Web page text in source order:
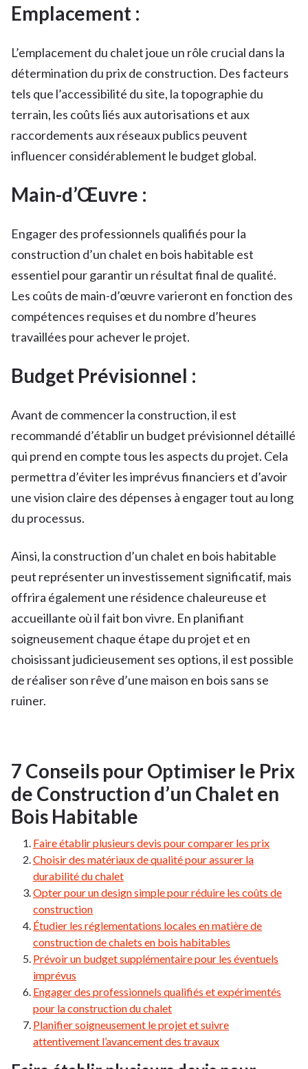
Emplacement :
L’emplacement du chalet joue un rôle crucial dans la
détermination du prix de construction. Des facteurs
tels que l’accessibilité du site, la topographie du
terrain, les coûts liés aux autorisations et aux
raccordements aux réseaux publics peuvent
influencer considérablement le budget global.
Main-d’Œuvre :
Engager des professionnels qualifiés pour la
construction d’un chalet en bois habitable est
essentiel pour garantir un résultat final de qualité.
Les coûts de main-d’œuvre varieront en fonction des
compétences requises et du nombre d’heures
travaillées pour achever le projet.
Budget Prévisionnel :
Avant de commencer la construction, il est
recommandé d’établir un budget prévisionnel détaillé
qui prend en compte tous les aspects du projet. Cela
permettra d’éviter les imprévus financiers et d’avoir
une vision claire des dépenses à engager tout au long
du processus.
Ainsi, la construction d’un chalet en bois habitable
peut représenter un investissement significatif, mais
offrira également une résidence chaleureuse et
accueillante où il fait bon vivre. En planifiant
soigneusement chaque étape du projet et en
choisissant judicieusement ses options, il est possible
de réaliser son rêve d’une maison en bois sans se
ruiner.
7 Conseils pour Optimiser le Prix
de Construction d’un Chalet en
Bois Habitable
Faire établir plusieurs devis pour comparer les prix
Choisir des matériaux de qualité pour assurer la
durabilité du chalet
Opter pour un design simple pour réduire les coûts de
construction
Étudier les réglementations locales en matière de
construction de chalets en bois habitables
Prévoir un budget supplémentaire pour les éventuels
imprévus
Engager des professionnels qualifiés et expérimentés
pour la construction du chalet
Planifier soigneusement le projet et suivre
attentivement l’avancement des travaux